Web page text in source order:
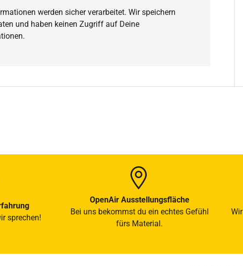
werden sicher verarbeitet. Wir speichern
und haben keinen Zugriff auf Deine
sprechen!
OpenAir Ausstellungsfläche
Bei uns bekommst du ein echtes Gefühl
fürs Material.